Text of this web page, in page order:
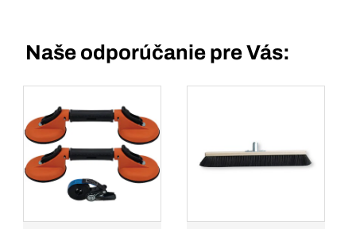
Naše odporúčanie pre Vás: